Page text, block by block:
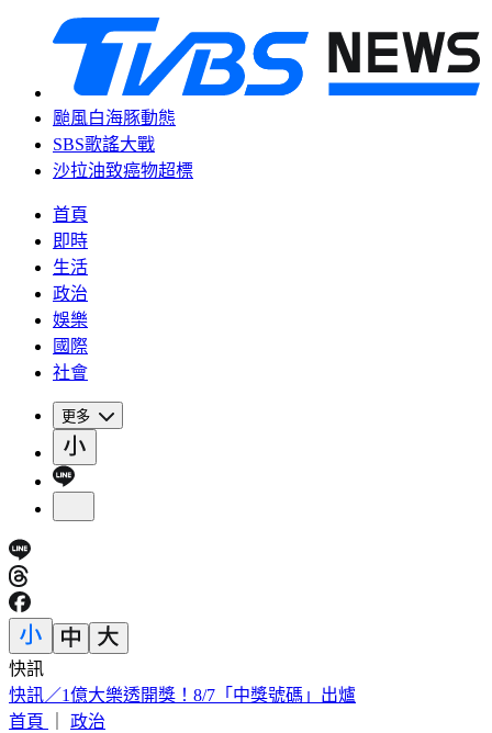
颱風白海豚動態
SBS歌謠大戰
沙拉油致癌物超標
首頁
即時
生活
政治
娛樂
國際
社會
更多
快訊
快訊／1億大樂透開獎！8/7「中獎號碼」出爐
首頁
政治